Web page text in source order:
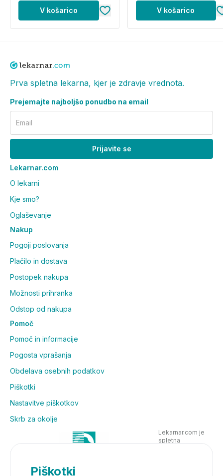
V košarico V košarico
Prva spletna lekarna, kjer je zdravje vrednota.
Prejemajte najboljšo ponudbo na email
Email
Prijavite se
Lekarnar.com
O lekarni
Kje smo?
Oglaševanje
Nakup
Pogoji poslovanja
Plačilo in dostava
Postopek nakupa
Možnosti prihranka
Odstop od nakupa
Pomoč
Pomoč in informacije
Pogosta vprašanja
Obdelava osebnih podatkov
Piškotki
Nastavitve piškotkov
Skrb za okolje
Lekarnar.com je
spletna
Piškotki